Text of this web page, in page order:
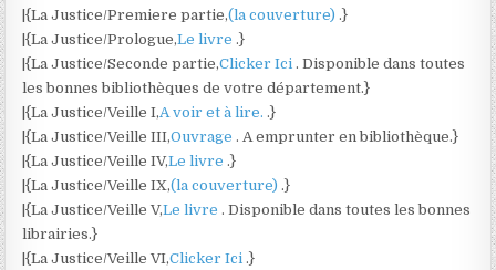
|{La Justice/Premiere partie,(la couverture).}
|{La Justice/Prologue,Le livre.}
|{La Justice/Seconde partie,Clicker Ici. Disponible dans toutes
les bonnes bibliothèques de votre département.}
|{La Justice/Veille I,A voir et à lire..}
|{La Justice/Veille III,Ouvrage. A emprunter en bibliothèque.}
|{La Justice/Veille IV,Le livre.}
|{La Justice/Veille IX,(la couverture).}
|{La Justice/Veille V,Le livre. Disponible dans toutes les bonnes
librairies.}
|{La Justice/Veille VI,Clicker Ici.}